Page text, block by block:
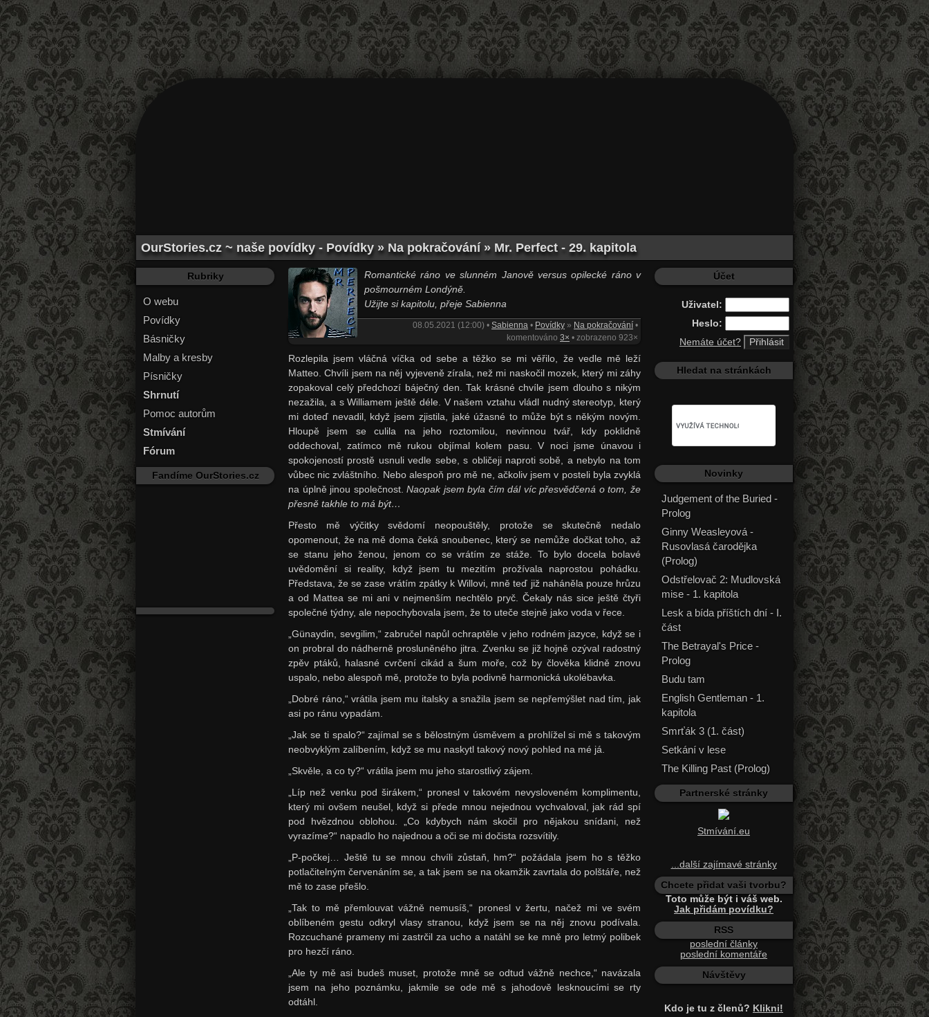
OurStories.cz ~ naše povídky - Povídky » Na pokračování » Mr. Perfect - 29. kapitola
Rubriky
O webu
Povídky
Básničky
Malby a kresby
Písničky
Shrnutí
Pomoc autorům
Stmívání
Fórum
Fandíme OurStories.cz
Romantické ráno ve slunném Janově versus opilecké ráno v
pošmourném Londýně.
Užijte si kapitolu, přeje Sabienna
08.05.2021 (12:00) • Sabienna • Povídky » Na pokračování •
komentováno 3× • zobrazeno 923×
Rozlepila jsem vláčná víčka od sebe a těžko se mi věřilo, že vedle mě leží
Matteo. Chvíli jsem na něj vyjeveně zírala, než mi naskočil mozek, který mi záhy
zopakoval celý předchozí báječný den. Tak krásné chvíle jsem dlouho s nikým
nezažila, a s Williamem ještě déle. V našem vztahu vládl nudný stereotyp, který
mi doteď nevadil, když jsem zjistila, jaké úžasné to může být s někým novým.
Hloupě jsem se culila na jeho roztomilou, nevinnou tvář, kdy poklidně
oddechoval, zatímco mě rukou objímal kolem pasu. V noci jsme únavou i
spokojeností prostě usnuli vedle sebe, s obličeji naproti sobě, a nebylo na tom
vůbec nic zvláštního. Nebo alespoň pro mě ne, ačkoliv jsem v posteli byla zvyklá
na úplně jinou společnost.Naopak jsem byla čím dál víc přesvědčená o tom, že
přesně takhle to má být…
Přesto mě výčitky svědomí neopouštěly, protože se skutečně nedalo
opomenout, že na mě doma čeká snoubenec, který se nemůže dočkat toho, až
se stanu jeho ženou, jenom co se vrátím ze stáže. To bylo docela bolavé
uvědomění si reality, když jsem tu mezitím prožívala naprostou pohádku.
Představa, že se zase vrátím zpátky k Willovi, mně teď již naháněla pouze hrůzu
a od Mattea se mi ani v nejmenším nechtělo pryč. Čekaly nás sice ještě čtyři
společné týdny, ale nepochybovala jsem, že to uteče stejně jako voda v řece.
„Günaydin, sevgilim,“ zabručel napůl ochraptěle v jeho rodném jazyce, když se i
on probral do nádherně prosluněného jitra. Zvenku se již hojně ozýval radostný
zpěv ptáků, halasné cvrčení cikád a šum moře, což by člověka klidně znovu
uspalo, nebo alespoň mě, protože to byla podivně harmonická ukolébavka.
„Dobré ráno,“ vrátila jsem mu italsky a snažila jsem se nepřemýšlet nad tím, jak
asi po ránu vypadám.
„Jak se ti spalo?“ zajímal se s bělostným úsměvem a prohlížel si mě s takovým
neobvyklým zalíbením, když se mu naskytl takový nový pohled na mé já.
„Skvěle, a co ty?“ vrátila jsem mu jeho starostlivý zájem.
„Líp než venku pod širákem,“ pronesl v takovém nevysloveném komplimentu,
který mi ovšem neušel, když si přede mnou nejednou vychvaloval, jak rád spí
pod hvězdnou oblohou. „Co kdybych nám skočil pro nějakou snídani, než
vyrazíme?“ napadlo ho najednou a oči se mi dočista rozsvítily.
„P-počkej… Ještě tu se mnou chvíli zůstaň, hm?“ požádala jsem ho s těžko
potlačitelným červenáním se, a tak jsem se na okamžik zavrtala do polštáře, než
mě to zase přešlo.
„Tak to mě přemlouvat vážně nemusíš,“ pronesl v žertu, načež mi ve svém
oblíbeném gestu odkryl vlasy stranou, když jsem se na něj znovu podívala.
Rozcuchané prameny mi zastrčil za ucho a natáhl se ke mně pro letmý polibek
pro hezčí ráno.
„Ale ty mě asi budeš muset, protože mně se odtud vážně nechce,“ navázala
jsem na jeho poznámku, jakmile se ode mě s jahodově lesknoucími se rty
odtáhl.
Účet
Uživatel:
Heslo:
Nemáte účet?
Hledat na stránkách
Novinky
Judgement of the Buried -
Prolog
Ginny Weasleyová -
Rusovlasá čarodějka
(Prolog)
Odstřelovač 2: Mudlovská
mise - 1. kapitola
Lesk a bída příštích dní - I.
část
The Betrayal's Price -
Prolog
Budu tam
English Gentleman - 1.
kapitola
Smrťák 3 (1. část)
Setkání v lese
The Killing Past (Prolog)
Partnerské stránky
Stmívání.eu
...další zajímavé stránky
Chcete přidat vaši tvorbu?
Toto může být i váš web.
Jak přidám povídku?
RSS
poslední články
poslední komentáře
Návštěvy
Kdo je tu z členů? Klikni!